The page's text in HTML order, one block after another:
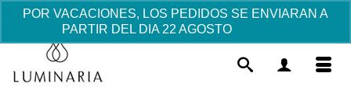
POR VACACIONES, LOS PEDIDOS SE ENVIARAN A
PARTIR DEL DIA 22 AGOSTO